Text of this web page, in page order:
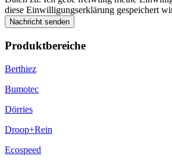
diese Einwilligungserklärung gespeichert
Nachricht senden
Produktbereiche
Berthiez
Bumotec
Dörries
Droop+Rein
Ecospeed